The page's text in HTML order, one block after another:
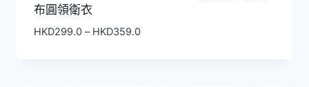
布圓領​衛衣
HKD299.0 – HKD359.0價